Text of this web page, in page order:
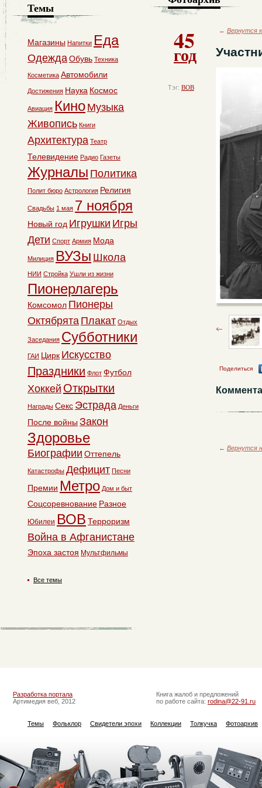
45
год
Тэг: ВОВ
← Вернутся
Поделиться
← Вернутся
Темы
Магазины Напитки Еда
ОдеждаОбувь Техника
Косметика Автомобили
Достижения Наука Космос
Авиация Кино Музыка
Живопись Книги
Архитектура Театр
Телевидение Радио Газеты
Журналы Политика
Полит бюро Астрология Религия
Свадьбы 1 мая 7 ноября
Новый год Игрушки Игры
Дети Спорт Армия Мода
Милиция ВУЗы Школа
НИИ Стройка Ушли из жизни
Пионерлагерь
Комсомол Пионеры
Октябрята Плакат Отдых
Заседания Субботники
ГАИ Цирк Искусство
Праздники Флот Футбол
Хоккей Открытки
Награды Секс Эстрада Деньги
После войны Закон
Здоровье
Биографии Оттепель
Катастрофы Дефицит Песни
Премии Метро Дом и быт
Соцсоревнование Разное
Юбилеи ВОВ Терроризм
Война в Афганистане
Эпоха застоя Мультфильмы
Все темы
Разработка портала
Артимедия веб, 2012
Книга жалоб и предложений
по работе сайта: rodina@22-91.ru
Темы Фольклор Свидетели эпохи Коллекции Толкучка Фотоархив